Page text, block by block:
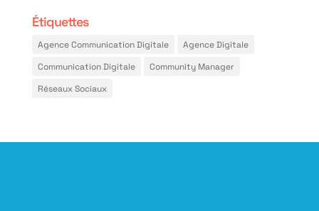
Étiquettes
Agence Communication Digitale
Agence Digitale
Communication Digitale
Community Manager
Réseaux Sociaux